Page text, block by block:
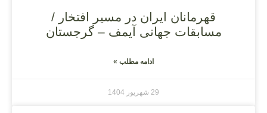
قهرمانان ایران در مسیر افتخار /
مسابقات جهانی آیمف – گرجستان
ادامه مطلب »
29 شهریور 1404